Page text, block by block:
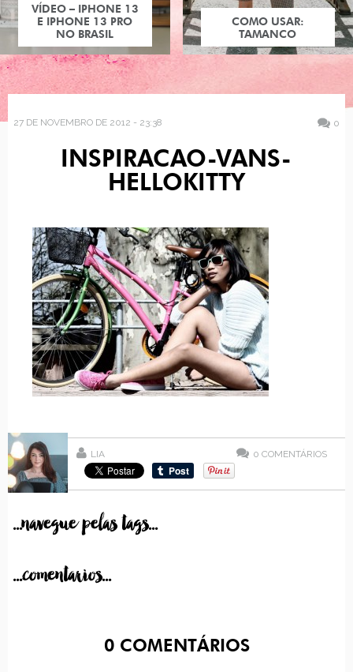
VÍDEO – IPHONE 13
E IPHONE 13 PRO
NO BRASIL
COMO USAR:
TAMANCO
27 DE NOVEMBRO DE 2012 - 23:38 0
INSPIRACAO-VANS-
HELLOKITTY
LIA 0 COMENTÁRIOS
...navegue pelas tags...
...comentarios...
0COMENTÁRIOS